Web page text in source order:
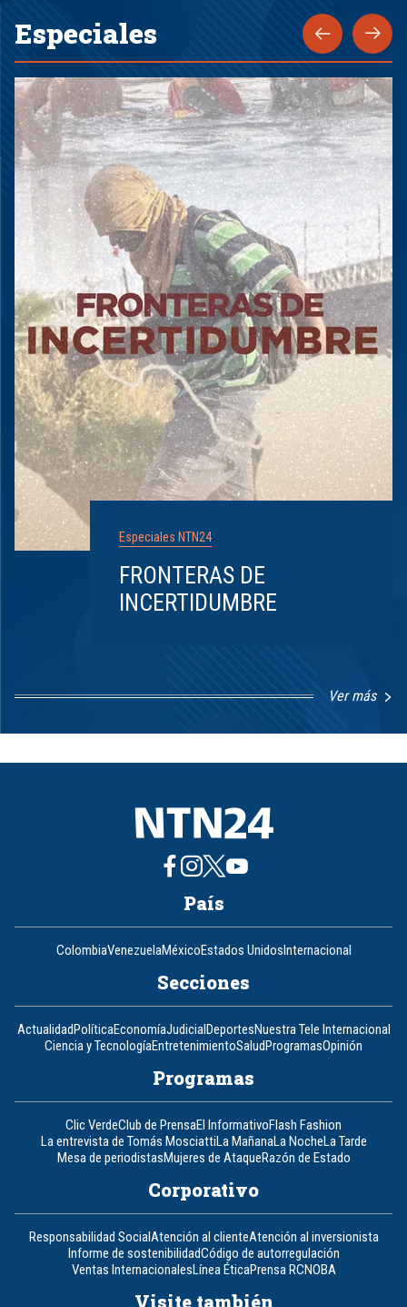
Especiales
Especiales NTN24
FRONTERAS DE
INCERTIDUMBRE
Ver más
1
8
País
ColombiaVenezuelaMéxicoEstados UnidosInternacional
Secciones
ActualidadPolíticaEconomíaJudicialDeportesNuestra Tele Internacional
Ciencia y TecnologíaEntretenimientoSaludProgramasOpinión
Programas
Clic VerdeClub de PrensaEl InformativoFlash Fashion
La entrevista de Tomás MosciattiLa MañanaLa NocheLa Tarde
Mesa de periodistasMujeres de AtaqueRazón de Estado
Corporativo
Responsabilidad SocialAtención al clienteAtención al inversionista
Informe de sostenibilidadCódigo de autorregulación
Ventas InternacionalesLínea ÉticaPrensa RCNOBA
Visite también